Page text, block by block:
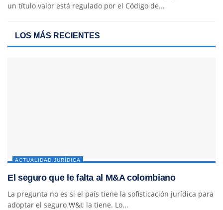
un título valor está regulado por el Código de...
LOS MÁS RECIENTES
ACTUALIDAD JURÍDICA
El seguro que le falta al M&A colombiano
La pregunta no es si el país tiene la sofisticación jurídica para
adoptar el seguro W&I; la tiene. Lo...